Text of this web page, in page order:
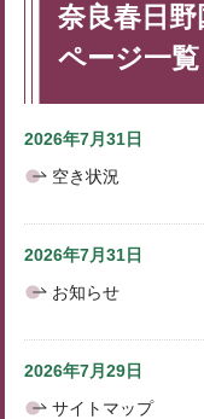
奈良春日
ページ一覧
2026年7月31日
空き状況
2026年7月31日
お知らせ
2026年7月29日
サイトマップ